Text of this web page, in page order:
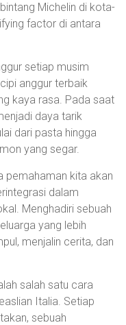
Michelin di kota-
factor di antara
setiap musim
anggur terbaik
kaya rasa. Pada saat
daya tarik
dari pasta hingga
yang segar.
pemahaman kita akan
dalam
Menghadiri sebuah
yang lebih
menjalin cerita, dan
salah satu cara
Italia. Setiap
sebuah